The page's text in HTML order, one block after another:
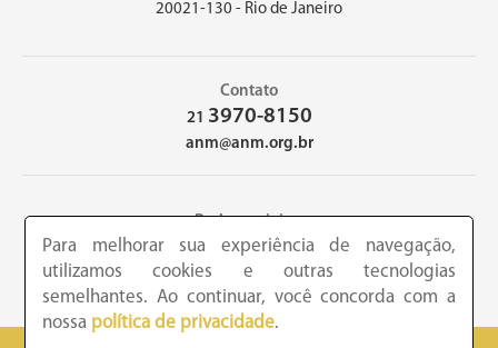
20021-130 - Rio de Janeiro
Contato
21 3970-8150
anm@anm.org.br
Redes sociais
Para melhorar sua experiência de navegação,
utilizamos cookies e outras tecnologias
semelhantes. Ao continuar, você concorda com a
nossa política de privacidade.